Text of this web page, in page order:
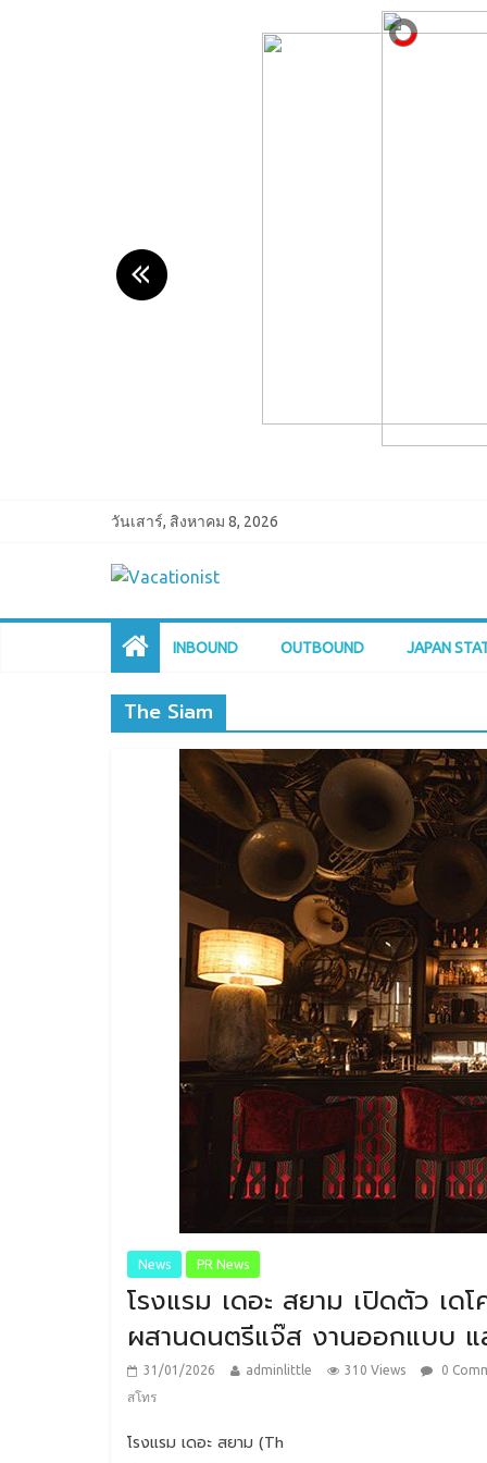
วันเสาร์, สิงหาคม 8, 2026
INBOUND OUTBOUND JAPAN
The Siam
News PR News
โรงแรม เดอะ สยาม เปิดตัว เ
ผสานดนตรีแจ๊ส งานออกแบบ แ
31/01/2026 adminlittle 310 Views 0
สโทร
โรงแรม เดอะ สยาม (Th